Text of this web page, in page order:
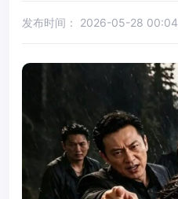
发布时间： 2026-05-28 00:04